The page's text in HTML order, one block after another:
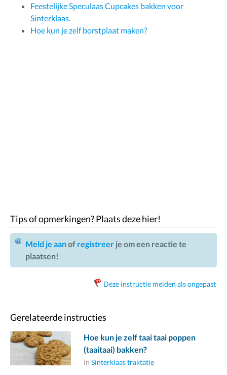
Feestelijke Speculaas Cupcakes bakken voor
Sinterklaas.
Hoe kun je zelf borstplaat maken?
Tips of opmerkingen? Plaats deze hier!
Meld je aanof registreer je om een reactie te
plaatsen!
Deze instructie melden als ongepast
Gerelateerde instructies
Hoe kun je zelf taai taai poppen
(taaitaai) bakken?
in Sinterklaas traktatie